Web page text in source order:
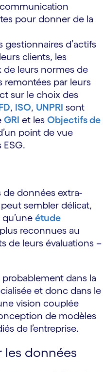
pour donner de la
d’actifs
clients, les
de leurs normes de
remontées par leurs
sur le choix des
, ISO, UNPRI sont
GRI et les Objectifs de
point de vue
de données extra-
sembler délicat,
étude
reconnues au
de leurs évaluations –
probablement dans la
et donc dans le
vision couplée
de modèles
de l’entreprise.
les données